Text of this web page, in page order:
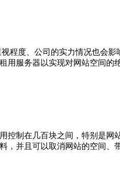
程度、公司的实力情况也会
用服务器以实现对网站空间的
控制在几百块之间，特别是
，并且可以取消网站的空间、